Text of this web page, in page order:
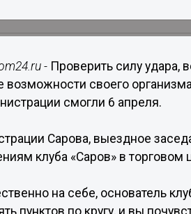
- Проверить силу удара,
возможности своего
смогли 6 апреля.
Сарова, выездное
клуба «Саров» в торговом
на себе, основатель
пунктов по кругу, и вы